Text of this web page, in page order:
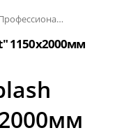
Профессиональные грязезащитные ковры AntiSplash Carpet
1150x2000мм